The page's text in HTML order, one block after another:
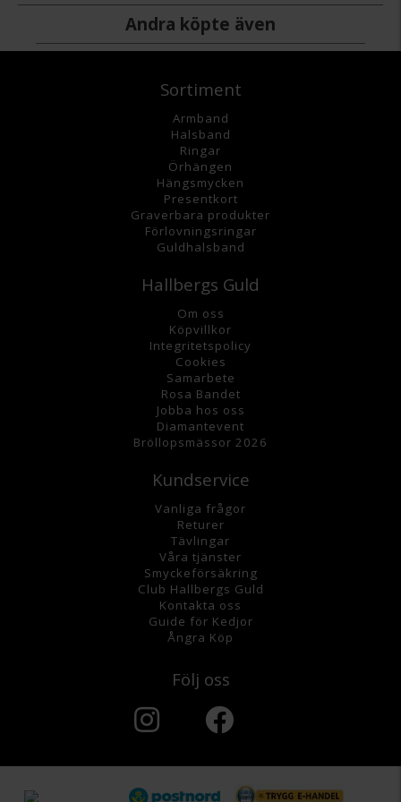
Andra köpte även
Sortiment
Armband
Halsband
Ringar
Örhängen
Hängsmycken
Presentkort
Graverbara produkter
Förlovningsringar
Guldhalsband
Hallbergs Guld
Om oss
Köpvillkor
Integritetspolicy
Cookies
Samarbete
Rosa Bandet
Jobba hos oss
Diamantevent
Bröllopsmässor 2026
Kundservice
Vanliga frågor
Returer
Tävlingar
Våra tjänster
Smyckeförsäkring
Club Hallbergs Guld
Kontakta oss
Guide för Kedjor
Ångra Köp
Följ oss